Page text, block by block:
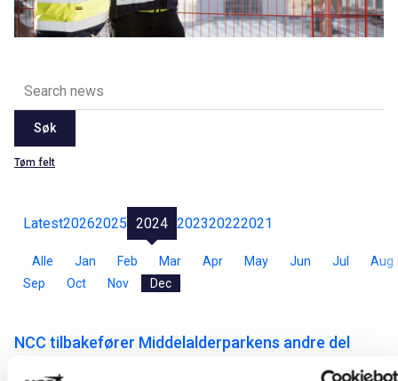
Søk
Tøm felt
Latest20262025 2024 202320222021
Alle Jan Feb Mar Apr May Jun Jul
Aug
Sep
Oct Nov Dec
NCC tilbakefører Middelalderparkens andre del
Fra anleggsområde til grønt byrom - til glede for Oslos befolkning og besøkende. NCC er i høst godt i gang med andre og siste delen av arbeidene med tilbakeføringen og opprustingen av terrenget i Middelalderparken i Oslo.